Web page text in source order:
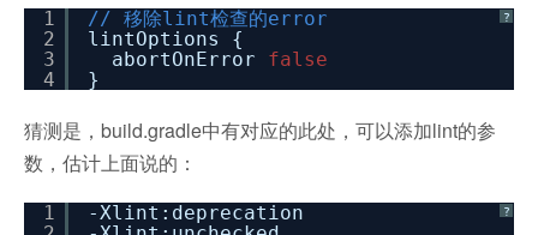
?
1
2
3
4
// 移除lint检查的error
lintOptions {
abortOnError false
}
猜测是，build.gradle中有对应的此处，可以添加lint的参
数，估计上面说的：
?
1
-Xlint:deprecation